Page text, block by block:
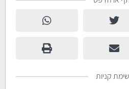
קניות